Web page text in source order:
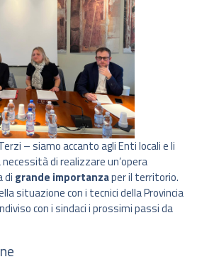
– siamo accanto agli Enti locali e li
di realizzare un’opera
di grande importanzaper il territorio.
situazione con i tecnici della Provincia
con i sindaci i prossimi passi da